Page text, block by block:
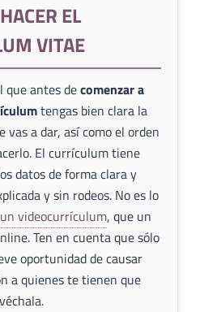
EL
VITAE
que antes decomenzar a
tengas bien clara la
vas a dar, así como el orden
El currículum tiene
datos de forma clara y
y sin rodeos. No es lo
videocurrículum, que un
Ten en cuenta que sólo
oportunidad de causar
a quienes te tienen que